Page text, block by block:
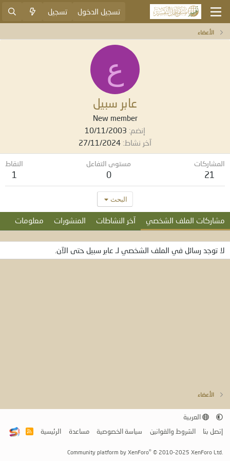
تسجيل الدخول تسجيل
الأعضاء
ع
عابر سبيل
New member
إنضم 10/11/2003
آخر نشاط 27/11/2024
المشاركات
21
مستوى التفاعل
0
النقاط
1
البحث
مشاركات الملف الشخصي آخر النشاطات المنشورات معلومات
لا توجد رسائل في الملف الشخصي لـ عابر سبيل حتى الآن.
الأعضاء
العربية
إتصل بنا
الشروط والقوانين سياسة الخصوصية مساعدة الرئيسية
R
Community platform by XenForo® © 2010-2025 XenForo Ltd.